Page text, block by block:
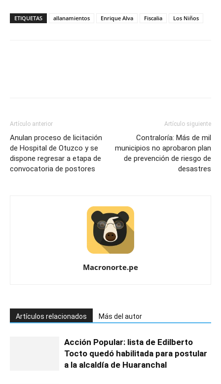
ETIQUETAS allanamientos Enrique Alva Fiscalia Los Niños
Artículo anterior
Anulan proceso de licitación
de Hospital de Otuzco y se
dispone regresar a etapa de
convocatoria de postores
Artículo siguiente
Contraloría: Más de mil
municipios no aprobaron plan
de prevención de riesgo de
desastres
Macronorte.pe
Artículos relacionados Más del autor
Acción Popular: lista de Edilberto
Tocto quedó habilitada para postular
a la alcaldía de Huaranchal